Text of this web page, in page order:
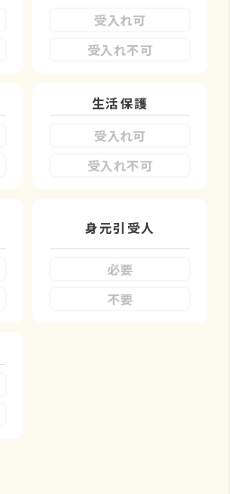
受入れ可
受入れ不可
生活保護
受入れ可
受入れ不可
身元引受人
必要
不要